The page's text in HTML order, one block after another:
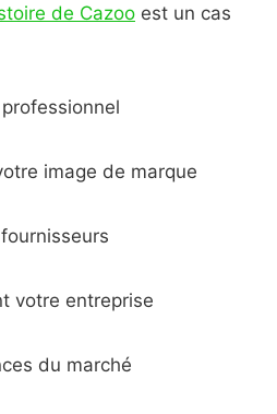
de Cazoo est un cas
image de marque
votre entreprise
du marché